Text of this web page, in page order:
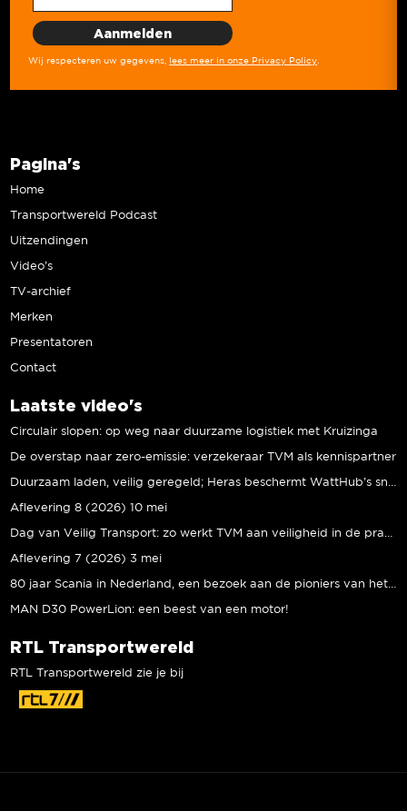
Wij respecteren uw gegevens, lees meer in onze Privacy Policy
Pagina's
Home
Transportwereld Podcast
Uitzendingen
Video’s
TV-archief
Merken
Presentatoren
Contact
Laatste video's
Circulair slopen: op weg naar duurzame logistiek met Kruizinga
De overstap naar zero-emissie: verzekeraar TVM als kennispartner
Aflevering 8 (2026) 10 mei
Aflevering 7 (2026) 3 mei
MAN D30 PowerLion: een beest van een motor!
RTL Transportwereld
RTL Transportwereld zie je bij